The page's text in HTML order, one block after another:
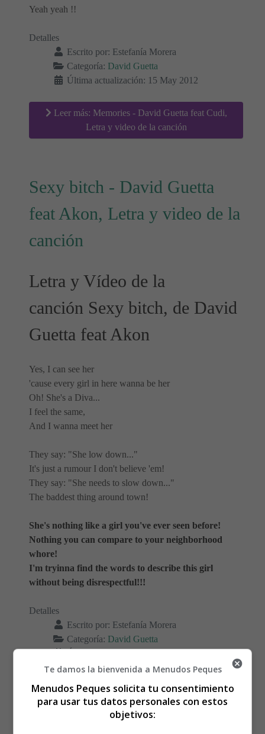
Yeah yeah !!
Detalles
Escrito por: Estefanía Morera
Categoría: David Guetta
Última actualización: 15 May 2012
Leer más: Memories - David Guetta feat Cudi,
Letra y video de la canción
Sexy bitch - David Guetta
feat Akon, Letra y video de la
canción
Letra y Vídeo de la
canción Sexy bitch, de David
Guetta feat Akon
Yes, I can see her
'cause every girl in here wanna be her
Oh! She's a Diva...
I feel the same,
And I wanna meet her
They say: "She low down..."
It's just a rumour I don't believe 'em!
They say: "She needs to slow down..."
The baddest thing around town!
She's nothing like a girl you've ever seen before!
Nothing you can compare to your neighborhood
whore!
I'm tryinna find the words to describe this girl
without being disrespectful!!!
Detalles
Escrito por: Estefanía Morera
Categoría: David Guetta
Leer más: Sexy bitch - David Guetta feat Akon,
Letra y video de la canción
Te damos la bienvenida a Menudos Peques
Menudos Peques solicita tu consentimiento
para usar tus datos personales con estos
objetivos: